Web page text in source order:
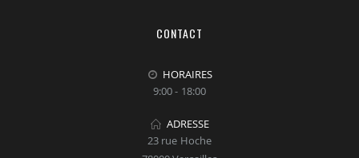
CONTACT
HORAIRES
9:00 - 18:00
ADRESSE
23 rue Hoche